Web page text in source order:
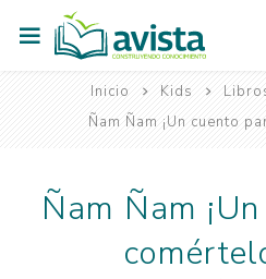
Inicio Kids
Ñam Ñam ¡Un cuento
Ñam Ñam